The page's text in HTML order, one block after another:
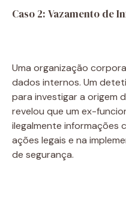
Caso 2: Vazamento de
Uma organização
dados internos. Um
para investigar a origem
revelou que um ex-
ilegalmente informações
ações legais e na
de segurança.